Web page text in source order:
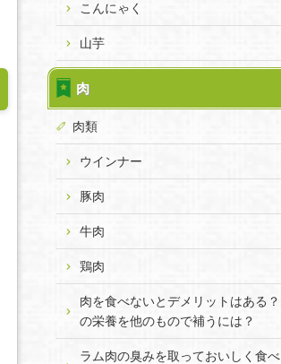
こんにゃく
山芋
肉
肉類
ウインナー
豚肉
牛肉
鶏肉
肉を食べないとデメリットはある
の栄養を他のもので補うには？
ラム肉の臭みを取っておいしく食べ